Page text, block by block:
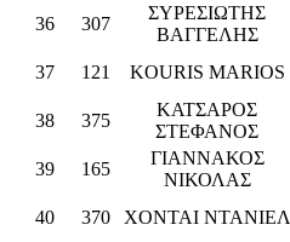
36
307
ΣΥΡΕΣΙΩΤΗΣ
ΒΑΓΓΕΛΗΣ
37 121 KOURIS MARIOS
38 375
ΚΑΤΣΑΡΟΣ
ΣΤΕΦΑΝΟΣ
39 165
ΓΙΑΝΝΑΚΟΣ
ΝΙΚΟΛΑΣ
40 370 ΧΟΝΤΑΙ ΝΤΑΝΙΕΛ